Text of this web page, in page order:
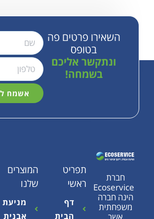
פרטים פה
אליכם
אשמח לפרטים
ראשי
דף
הבית
המוצרים
שלנו
מניעת
אבנית
יצירת
קשר
היוצרים
2, כפר